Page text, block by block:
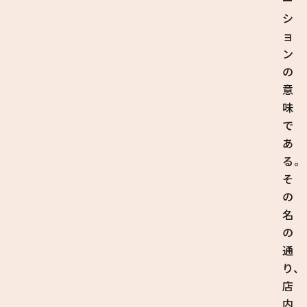
シ
ョ
ン
の
意
味
で
あ
る。
そ
の
名
の
通
り、
店
内